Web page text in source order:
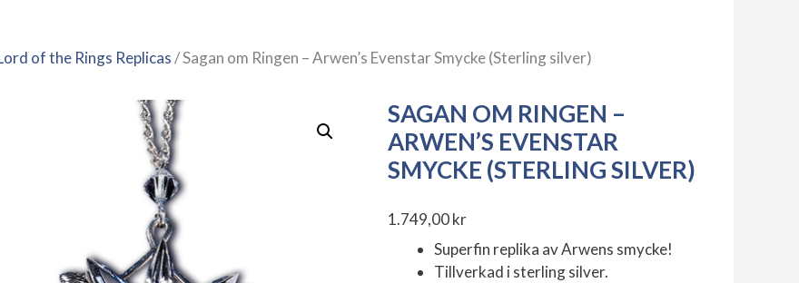
of the Rings Replicas/ Sagan om Ringen – Arwen’s Evenstar Smycke (Sterling silver)
SAGAN OM RINGEN –
ARWEN’S EVENSTAR
SMYCKE (STERLING SILVER)
1.749,00kr
Superfin replika av Arwens smycke!
Tillverkad i sterling silver.